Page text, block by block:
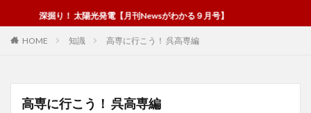
掘り！ 太陽光発電【月刊Newsがわかる９月号】
HOME 知識 高専に行こう！ 呉高専編
高専に行こう！ 呉高専編